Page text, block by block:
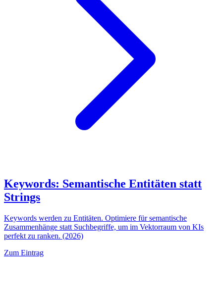
Keywords: Semantische Entitäten statt
Strings
Keywords werden zu Entitäten. Optimiere für semantische
Zusammenhänge statt Suchbegriffe, um im Vektorraum von KIs
perfekt zu ranken. (2026)
Zum Eintrag